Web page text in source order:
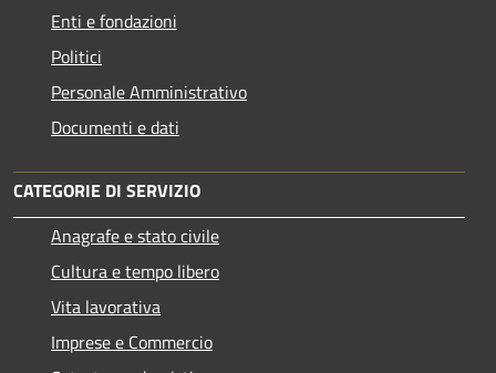
Enti e fondazioni
Politici
Personale Amministrativo
Documenti e dati
CATEGORIE DI SERVIZIO
Anagrafe e stato civile
Cultura e tempo libero
Vita lavorativa
Imprese e Commercio